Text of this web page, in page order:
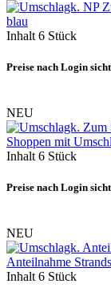
blau
Inhalt 6 Stück
Preise nach Login
NEU
Shoppen mit
Inhalt 6 Stück
Preise nach Login
NEU
Anteilnahme
Inhalt 6 Stück